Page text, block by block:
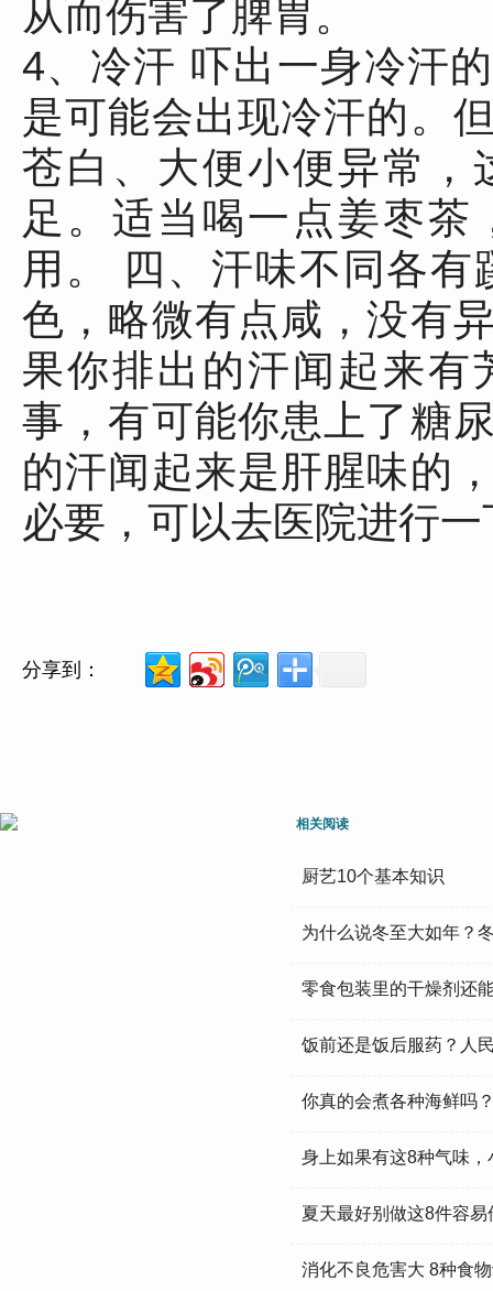
从而伤害了脾胃。
4、冷汗 吓出一身冷汗
是可能会出现冷汗的。
苍白、大便小便异常，
足。适当喝一点姜枣
用。 四、汗味不同各
色，略微有点咸，没有
果你排出的汗闻起来有
事，有可能你患上了糖
的汗闻起来是肝腥味的
必要，可以去医院进行
分享到：
相关阅读
厨艺10个基本知识
为什么说冬至大如年？
零食包装里的干燥剂还
饭前还是饭后服药？人
你真的会煮各种海鲜吗
身上如果有这8种气味
夏天最好别做这8件容易
消化不良危害大 8种食